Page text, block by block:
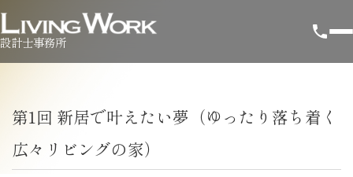
設計士事務所
第1回 新居で叶えたい夢（ゆったり落ち着く
広々リビングの家）